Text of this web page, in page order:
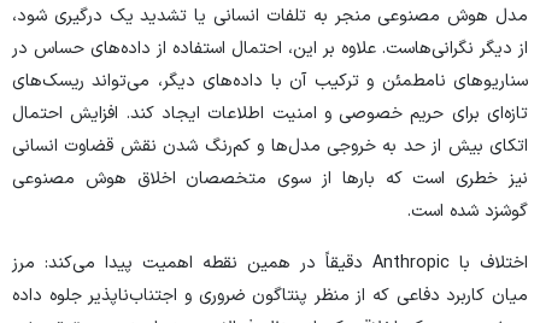
مدل هوش مصنوعی منجر به تلفات انسانی یا تشدید یک درگیری شود،
از دیگر نگرانی‌هاست. علاوه بر این، احتمال استفاده از داده‌های حساس در
سناریو‌های نامطمئن و ترکیب آن با داده‌های دیگر، می‌تواند ریسک‌های
تازه‌ای برای حریم خصوصی و امنیت اطلاعات ایجاد کند. افزایش احتمال
اتکای بیش از حد به خروجی مدل‌ها و کم‌رنگ شدن نقش قضاوت انسانی
نیز خطری است که بار‌ها از سوی متخصصان اخلاق هوش مصنوعی
گوشزد شده است.
اختلاف با Anthropic دقیقاً در همین نقطه اهمیت پیدا می‌کند: مرز
میان کاربرد دفاعی که از منظر پنتاگون ضروری و اجتناب‌ناپذیر جلوه داده